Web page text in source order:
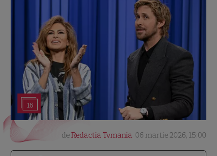
16
deRedactia Tvmania, 06 martie 2026, 15:00